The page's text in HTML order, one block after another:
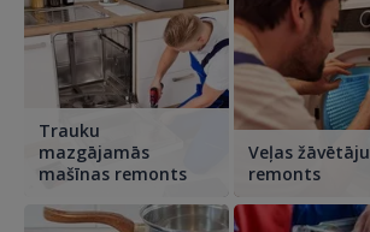
Trauku
mazgājamās
mašīnas remonts
Veļas žāvētāju
remonts